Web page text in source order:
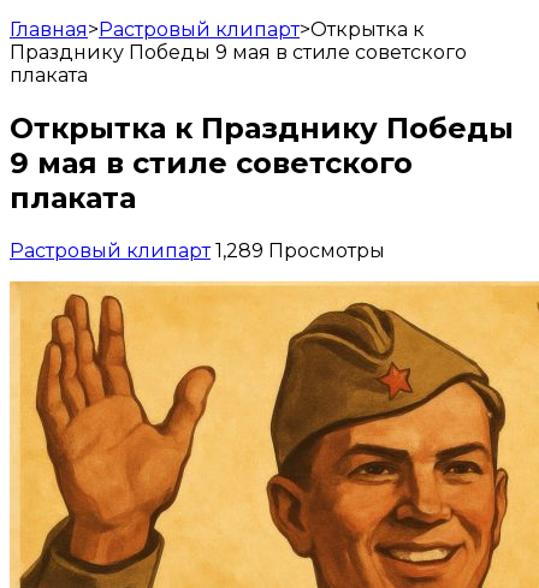
Главная>Растровый клипарт>Открытка к
Празднику Победы 9 мая в стиле советского
плаката
Открытка к Празднику Победы
9 мая в стиле советского
плаката
Растровый клипарт 1,289 Просмотры